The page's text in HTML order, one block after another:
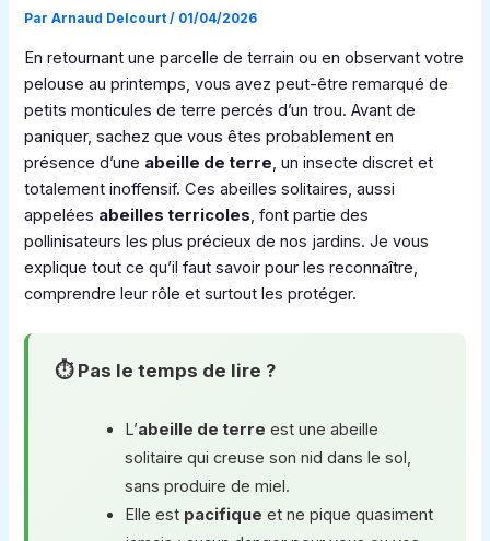
ParArnaud Delcourt/ 01/04/2026
En retournant une parcelle de terrain ou en observant votre
pelouse au printemps, vous avez peut-être remarqué de
petits monticules de terre percés d’un trou. Avant de
paniquer, sachez que vous êtes probablement en
présence d’une abeille de terre, un insecte discret et
totalement inoffensif. Ces abeilles solitaires, aussi
appelées abeilles terricoles, font partie des
pollinisateurs les plus précieux de nos jardins. Je vous
explique tout ce qu’il faut savoir pour les reconnaître,
comprendre leur rôle et surtout les protéger.
⏱ Pas le temps de lire ?
L’abeille de terre est une abeille
solitaire qui creuse son nid dans le sol,
sans produire de miel.
Elle est pacifique et ne pique quasiment